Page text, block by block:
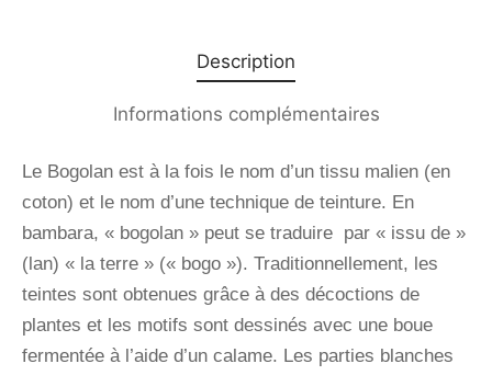
Description
Informations complémentaires
Le Bogolan est à la fois le nom d’un tissu malien (en
coton) et le nom d’une technique de teinture. En
bambara, « bogolan » peut se traduire par « issu de »
(lan) « la terre » (« bogo »). Traditionnellement, les
teintes sont obtenues grâce à des décoctions de
plantes et les motifs sont dessinés avec une boue
fermentée à l’aide d’un calame. Les parties blanches